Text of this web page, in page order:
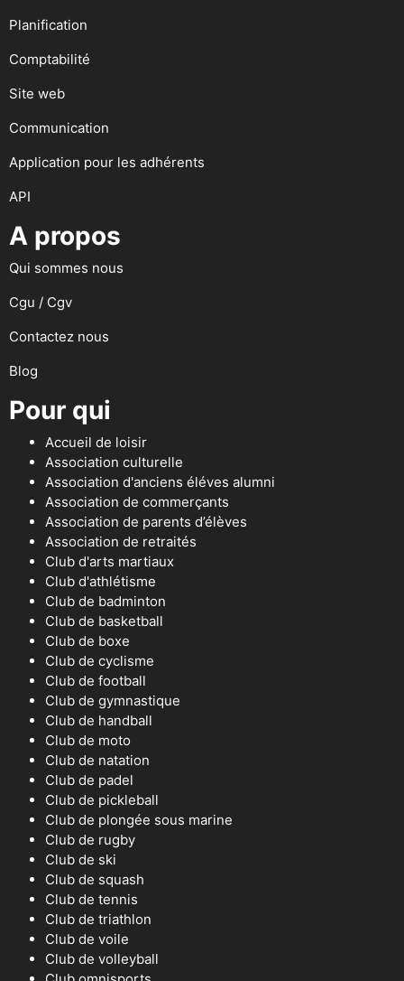
Planification
Comptabilité
Site web
Communication
Application pour les adhérents
API
A propos
Qui sommes nous
Cgu / Cgv
Contactez nous
Blog
Pour qui
Accueil de loisir
Association culturelle
Association d'anciens éléves alumni
Association de commerçants
Association de parents d’élèves
Association de retraités
Club d'arts martiaux
Club d'athlétisme
Club de badminton
Club de basketball
Club de boxe
Club de cyclisme
Club de football
Club de gymnastique
Club de handball
Club de moto
Club de natation
Club de padel
Club de pickleball
Club de plongée sous marine
Club de rugby
Club de ski
Club de squash
Club de tennis
Club de triathlon
Club de voile
Club de volleyball